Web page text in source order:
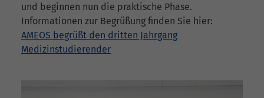
und beginnen nun die praktische Phase.
Informationen zur Begrüßung finden Sie hier:
AMEOS begrüßt den dritten Jahrgang
Medizinstudierender